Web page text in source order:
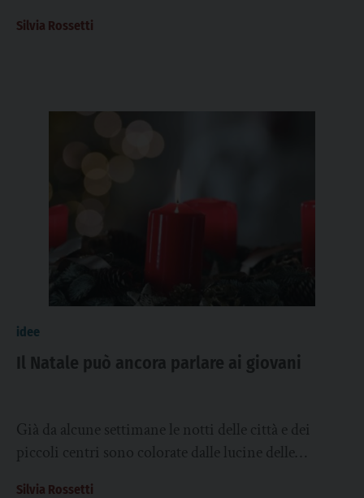
Silvia Rossetti
idee
Il Natale può ancora parlare ai giovani
Già da alcune settimane le notti delle città e dei
piccoli centri sono colorate dalle lucine delle
Silvia Rossetti